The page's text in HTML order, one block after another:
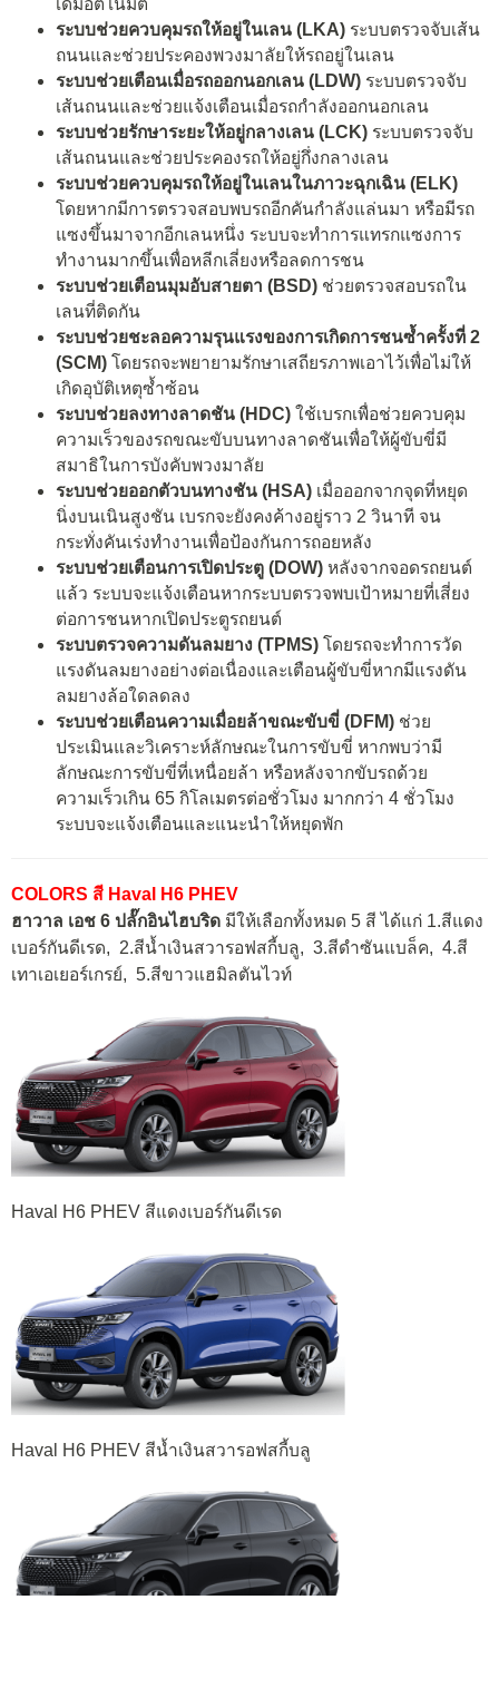
เดิมอัตโนมัติ
ระบบช่วยควบคุมรถให้อยู่ในเลน (LKA) ระบบตรวจจับเส้น
ถนนและช่วยประคองพวงมาลัยให้รถอยู่ในเลน
ระบบช่วยเตือนเมื่อรถออกนอกเลน (LDW) ระบบตรวจจับ
เส้นถนนและช่วยแจ้งเตือนเมื่อรถกำลังออกนอกเลน
ระบบช่วยรักษาระยะให้อยู่กลางเลน (LCK) ระบบตรวจจับ
เส้นถนนและช่วยประคองรถให้อยู่กึ่งกลางเลน
ระบบช่วยควบคุมรถให้อยู่ในเลนในภาวะฉุกเฉิน (ELK)
โดยหากมีการตรวจสอบพบรถอีกคันกำลังแล่นมา หรือมีรถ
แซงขึ้นมาจากอีกเลนหนึ่ง ระบบจะทำการแทรกแซงการ
ทำงานมากขึ้นเพื่อหลีกเลี่ยงหรือลดการชน
ระบบช่วยเตือนมุมอับสายตา (BSD) ช่วยตรวจสอบรถใน
เลนที่ติดกัน
ระบบช่วยชะลอความรุนแรงของการเกิดการชนซ้ำครั้งที่ 2
(SCM) โดยรถจะพยายามรักษาเสถียรภาพเอาไว้เพื่อไม่ให้
เกิดอุบัติเหตุซ้ำซ้อน
ระบบช่วยลงทางลาดชัน (HDC) ใช้เบรกเพื่อช่วยควบคุม
ความเร็วของรถขณะขับบนทางลาดชันเพื่อให้ผู้ขับขี่มี
สมาธิในการบังคับพวงมาลัย
ระบบช่วยออกตัวบนทางชัน (HSA) เมื่อออกจากจุดที่หยุด
นิ่งบนเนินสูงชัน เบรกจะยังคงค้างอยู่ราว 2 วินาที จน
กระทั่งคันเร่งทำงานเพื่อป้องกันการถอยหลัง
ระบบช่วยเตือนการเปิดประตู (DOW) หลังจากจอดรถยนต์
แล้ว ระบบจะแจ้งเตือนหากระบบตรวจพบเป้าหมายที่เสี่ยง
ต่อการชนหากเปิดประตูรถยนต์
ระบบตรวจความดันลมยาง (TPMS) โดยรถจะทำการวัด
แรงดันลมยางอย่างต่อเนื่องและเตือนผู้ขับขี่หากมีแรงดัน
ลมยางล้อใดลดลง
ระบบช่วยเตือนความเมื่อยล้าขณะขับขี่ (DFM) ช่วย
ประเมินและวิเคราะห์ลักษณะในการขับขี่ หากพบว่ามี
ลักษณะการขับขี่ที่เหนื่อยล้า หรือหลังจากขับรถด้วย
ความเร็วเกิน 65 กิโลเมตรต่อชั่วโมง มากกว่า 4 ชั่วโมง
ระบบจะแจ้งเตือนและแนะนำให้หยุดพัก
COLORS สี Haval H6 PHEV
ฮาวาล เอช 6 ปลั๊กอินไฮบริด มีให้เลือกทั้งหมด 5 สี ได้แก่ 1.สีแดง
เบอร์กันดีเรด, 2.สีน้ำเงินสวารอฟสกี้บลู, 3.สีดำซันแบล็ค, 4.สี
เทาเอเยอร์เกรย์, 5.สีขาวแฮมิลตันไวท์
Haval H6 PHEV สีแดงเบอร์กันดีเรด
Haval H6 PHEV สีน้ำเงินสวารอฟสกี้บลู